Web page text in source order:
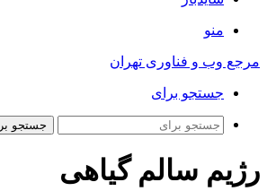
منو
مرجع وب و فناوری تهران
جستجو برای
جستجو
رژیم سالم گیاهی